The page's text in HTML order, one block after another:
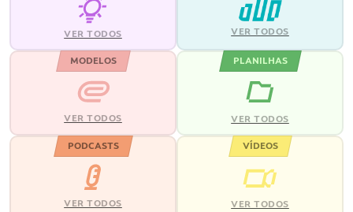
VER TODOS VER TODOS
MODELOS
VER TODOS
PLANILHAS
VER TODOS
PODCASTS
VER TODOS
VÍDEOS
VER TODOS